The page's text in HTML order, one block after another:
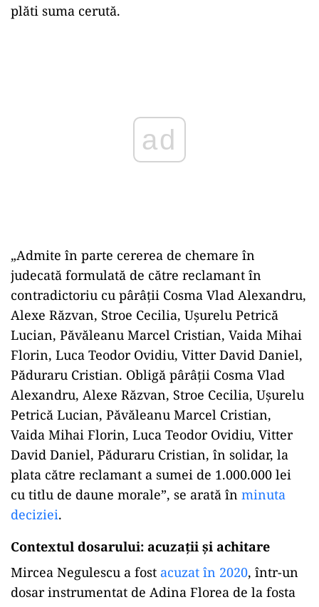
plăti suma cerută.
„Admite în parte cererea de chemare în
judecată formulată de către reclamant în
contradictoriu cu pârâții Cosma Vlad Alexandru,
Alexe Răzvan, Stroe Cecilia, Ușurelu Petrică
Lucian, Păvăleanu Marcel Cristian, Vaida Mihai
Florin, Luca Teodor Ovidiu, Vitter David Daniel,
Păduraru Cristian. Obligă pârâții Cosma Vlad
Alexandru, Alexe Răzvan, Stroe Cecilia, Ușurelu
Petrică Lucian, Păvăleanu Marcel Cristian,
Vaida Mihai Florin, Luca Teodor Ovidiu, Vitter
David Daniel, Păduraru Cristian, în solidar, la
plata către reclamant a sumei de 1.000.000 lei
cu titlu de daune morale”, se arată în minuta
deciziei.
Contextul dosarului: acuzații și achitare
Mircea Negulescu a fost acuzat în 2020, într-un
dosar instrumentat de Adina Florea de la fosta